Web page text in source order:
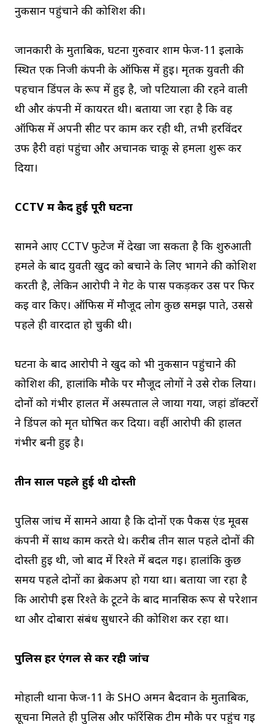
नुकसान पहुंचाने की कोशिश की।
जानकारी के मुताबिक, घटना गुरुवार शाम फेज-11 इलाके
स्थित एक निजी कंपनी के ऑफिस में हुई। मृतक युवती की
पहचान डिंपल के रूप में हुई है, जो पटियाला की रहने वाली
थी और कंपनी में कार्यरत थी। बताया जा रहा है कि वह
ऑफिस में अपनी सीट पर काम कर रही थी, तभी हरविंदर
उर्फ हैरी वहां पहुंचा और अचानक चाकू से हमला शुरू कर
दिया।
CCTV में कैद हुई पूरी घटना
सामने आए CCTV फुटेज में देखा जा सकता है कि शुरुआती
हमले के बाद युवती खुद को बचाने के लिए भागने की कोशिश
करती है, लेकिन आरोपी ने गेट के पास पकड़कर उस पर फिर
कई वार किए। ऑफिस में मौजूद लोग कुछ समझ पाते, उससे
पहले ही वारदात हो चुकी थी।
घटना के बाद आरोपी ने खुद को भी नुकसान पहुंचाने की
कोशिश की, हालांकि मौके पर मौजूद लोगों ने उसे रोक लिया।
दोनों को गंभीर हालत में अस्पताल ले जाया गया, जहां डॉक्टरों
ने डिंपल को मृत घोषित कर दिया। वहीं आरोपी की हालत
गंभीर बनी हुई है।
तीन साल पहले हुई थी दोस्ती
पुलिस जांच में सामने आया है कि दोनों एक पैकर्स एंड मूवर्स
कंपनी में साथ काम करते थे। करीब तीन साल पहले दोनों की
दोस्ती हुई थी, जो बाद में रिश्ते में बदल गई। हालांकि कुछ
समय पहले दोनों का ब्रेकअप हो गया था। बताया जा रहा है
कि आरोपी इस रिश्ते के टूटने के बाद मानसिक रूप से परेशान
था और दोबारा संबंध सुधारने की कोशिश कर रहा था।
पुलिस हर एंगल से कर रही जांच
मोहाली थाना फेज-11 के SHO अमन बैदवान के मुताबिक,
सूचना मिलते ही पुलिस और फॉरेंसिक टीम मौके पर पहुंच गई